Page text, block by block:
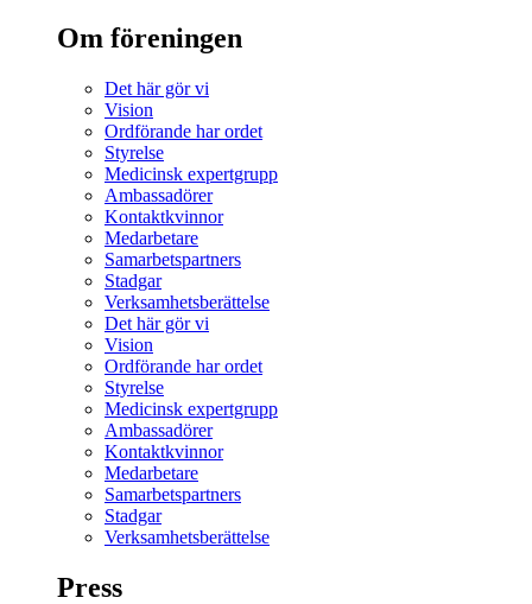
Om föreningen
Det här gör vi
Vision
Ordförande har ordet
Styrelse
Medicinsk expertgrupp
Ambassadörer
Kontaktkvinnor
Medarbetare
Samarbetspartners
Stadgar
Verksamhetsberättelse
Det här gör vi
Vision
Ordförande har ordet
Styrelse
Medicinsk expertgrupp
Ambassadörer
Kontaktkvinnor
Medarbetare
Samarbetspartners
Stadgar
Verksamhetsberättelse
Press